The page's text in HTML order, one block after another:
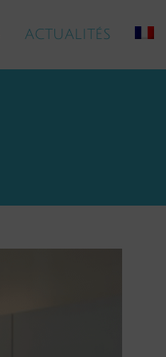
ACTUALITÉS